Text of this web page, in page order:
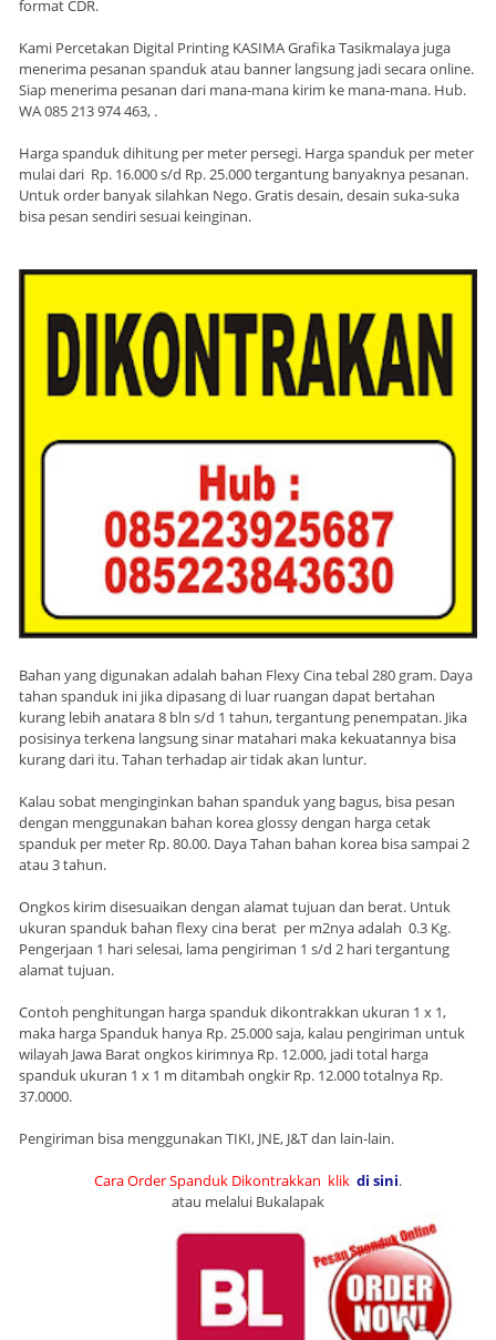
format CDR.
Kami Percetakan Digital Printing KASIMA Grafika Tasikmalaya juga
menerima pesanan spanduk atau banner langsung jadi secara online.
Siap menerima pesanan dari mana-mana kirim ke mana-mana. Hub.
WA 085 213 974 463, .
Harga spanduk dihitung per meter persegi. Harga spanduk per meter
mulai dari Rp. 16.000 s/d Rp. 25.000 tergantung banyaknya pesanan.
Untuk order banyak silahkan Nego. Gratis desain, desain suka-suka
bisa pesan sendiri sesuai keinginan.
Bahan yang digunakan adalah bahan Flexy Cina tebal 280 gram. Daya
tahan spanduk ini jika dipasang di luar ruangan dapat bertahan
kurang lebih anatara 8 bln s/d 1 tahun, tergantung penempatan. Jika
posisinya terkena langsung sinar matahari maka kekuatannya bisa
kurang dari itu. Tahan terhadap air tidak akan luntur.
Kalau sobat menginginkan bahan spanduk yang bagus, bisa pesan
dengan menggunakan bahan korea glossy dengan harga cetak
spanduk per meter Rp. 80.00. Daya Tahan bahan korea bisa sampai 2
atau 3 tahun.
Ongkos kirim disesuaikan dengan alamat tujuan dan berat. Untuk
ukuran spanduk bahan flexy cina berat per m2nya adalah 0.3 Kg.
Pengerjaan 1 hari selesai, lama pengiriman 1 s/d 2 hari tergantung
alamat tujuan.
Contoh penghitungan harga spanduk dikontrakkan ukuran 1 x 1,
maka harga Spanduk hanya Rp. 25.000 saja, kalau pengiriman untuk
wilayah Jawa Barat ongkos kirimnya Rp. 12.000, jadi total harga
spanduk ukuran 1 x 1 m ditambah ongkir Rp. 12.000 totalnya Rp.
37.0000.
Pengiriman bisa menggunakan TIKI, JNE, J&T dan lain-lain.
Cara Order Spanduk Dikontrakkan klik di sini.
atau melalui Bukalapak